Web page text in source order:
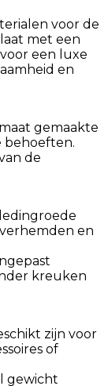
voor de
met een
een luxe
en
gemaakte
behoeften.
de
en
kreuken
zijn voor
of
gewicht